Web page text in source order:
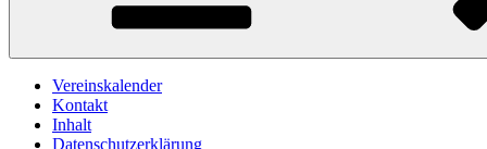
Vereinskalender
Kontakt
Inhalt
Datenschutzerklärung